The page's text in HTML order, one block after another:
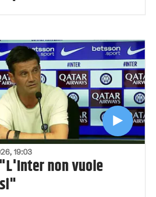
19:03
non vuole